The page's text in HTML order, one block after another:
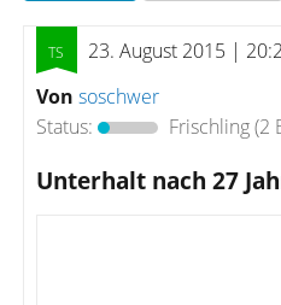
23. August 2015 |
Von soschwer
Status:
Frischling(2
Unterhalt nach 27